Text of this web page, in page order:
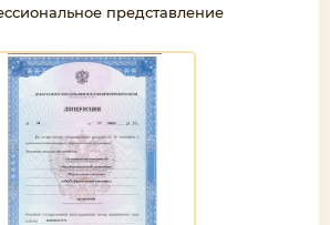
представление